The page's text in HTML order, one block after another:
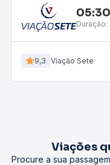
05:30
Duração:
9,3 Viação Sete
Viações
Procure a sua